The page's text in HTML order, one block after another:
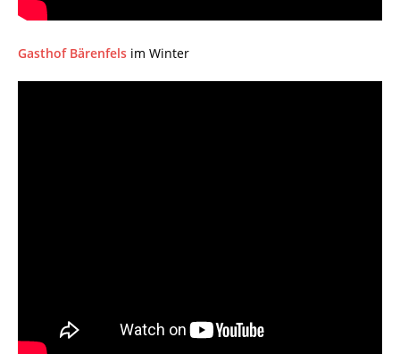
Gasthof Bärenfels im Winter